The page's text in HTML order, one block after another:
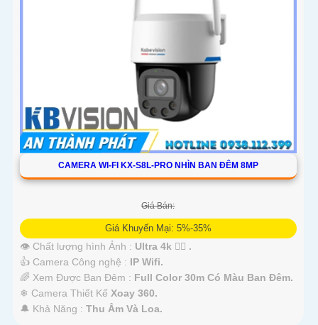
CAMERA WI-FI KX-S8L-PRO NHÌN BAN ĐÊM 8MP
Giá Bán:
Giá Khuyến Mại: 5%-35%
👁 Chất lượng hình Ảnh : Ultra 4k 👍🏾 .
👍 Camera Công nghệ : IP Wifi.
🌈 Xem Được Ban Đêm : Full Color 30m Có Màu Ban Ðêm.
❄ Camera Thiết Kế Xoay 360.
️🔔 Khả Năng : Thu Âm Và Loa.